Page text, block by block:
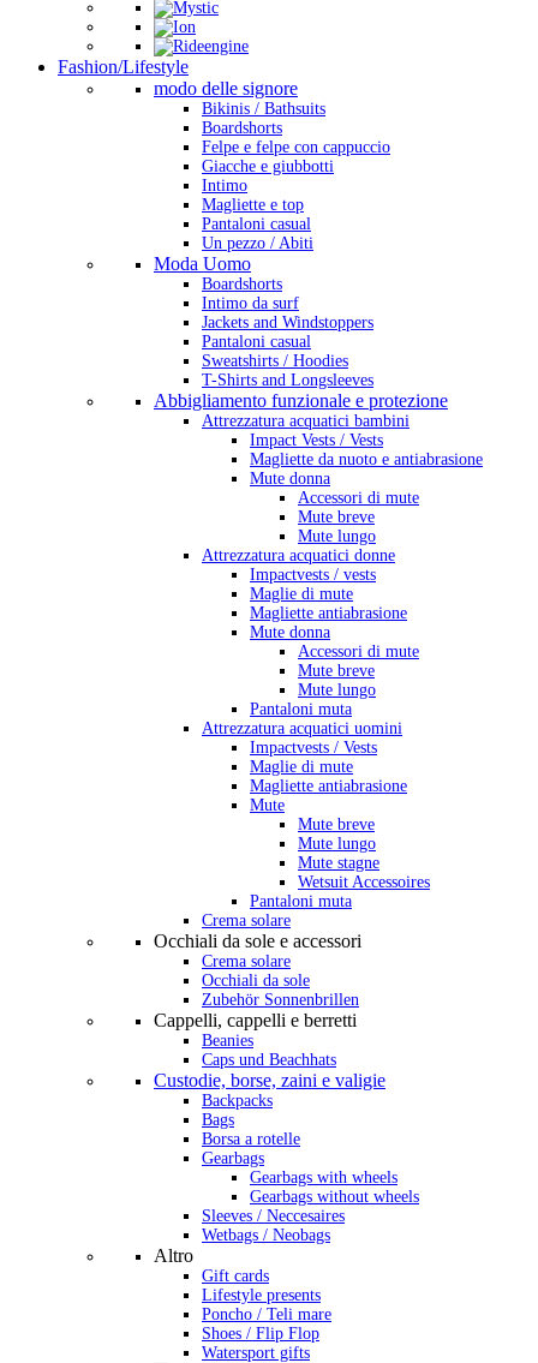
Fashion/Lifestyle
modo delle signore
Bikinis / Bathsuits
Boardshorts
Felpe e felpe con cappuccio
Giacche e giubbotti
Intimo
Magliette e top
Pantaloni casual
Un pezzo / Abiti
Moda Uomo
Boardshorts
Intimo da surf
Jackets and Windstoppers
Pantaloni casual
Sweatshirts / Hoodies
T-Shirts and Longsleeves
Abbigliamento funzionale e protezione
Attrezzatura acquatici bambini
Impact Vests / Vests
Magliette da nuoto e antiabrasione
Mute donna
Accessori di mute
Mute breve
Mute lungo
Attrezzatura acquatici donne
Impactvests / vests
Maglie di mute
Magliette antiabrasione
Mute donna
Accessori di mute
Mute breve
Mute lungo
Pantaloni muta
Attrezzatura acquatici uomini
Impactvests / Vests
Maglie di mute
Magliette antiabrasione
Mute
Mute breve
Mute lungo
Mute stagne
Wetsuit Accessoires
Pantaloni muta
Crema solare
Occhiali da sole e accessori
Crema solare
Occhiali da sole
Zubehör Sonnenbrillen
Cappelli, cappelli e berretti
Beanies
Caps und Beachhats
Custodie, borse, zaini e valigie
Backpacks
Bags
Borsa a rotelle
Gearbags
Gearbags with wheels
Gearbags without wheels
Sleeves / Neccesaires
Wetbags / Neobags
Altro
Gift cards
Lifestyle presents
Poncho / Teli mare
Shoes / Flip Flop
Watersport gifts